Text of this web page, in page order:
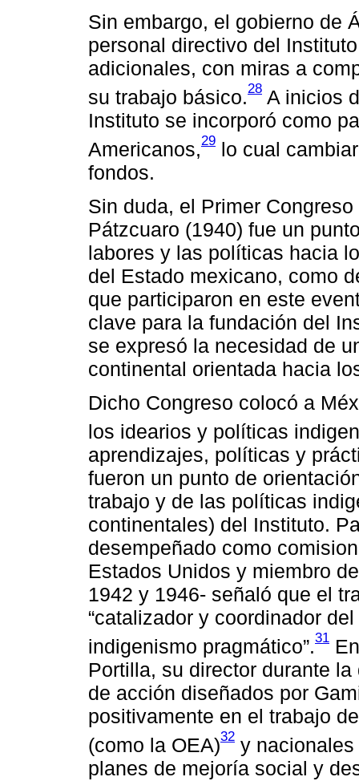
Sin embargo, el gobierno de
personal directivo del
adicionales, con miras a
su trabajo básico.28 A inicios
Instituto se incorporó como
Americanos,29 lo cual
fondos.
Sin duda, el Primer
Pátzcuaro (1940) fue un
labores y las políticas hacia
del Estado mexicano, como
que participaron en este
clave para la fundación del
se expresó la necesidad de
continental orientada hacia
Dicho Congreso colocó a
los idearios y políticas
aprendizajes, políticas y
fueron un punto de
trabajo y de las políticas
continentales) del Instituto.
desempeñado como
Estados Unidos y miembro
1942 y 1946- señaló que el
“catalizador y coordinador
indigenismo pragmático”.31
Portilla, su director durante
de acción diseñados por
positivamente en el trabajo
(como la OEA)32 y
planes de mejoría social y